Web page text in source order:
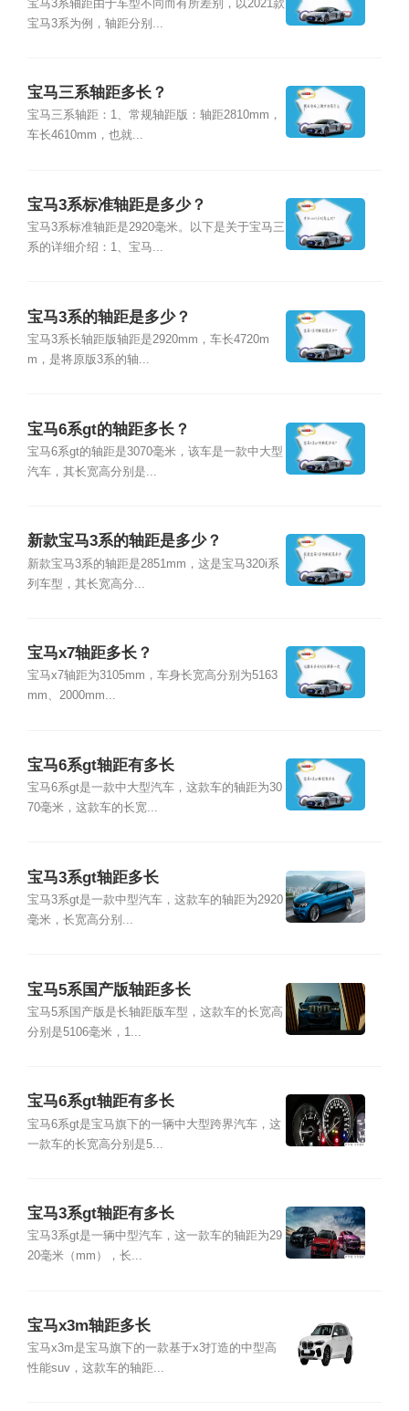
宝马3系轴距由于车型不同而有所差别，以2021款
宝马3系为例，轴距分别...
宝马三系轴距多长？
宝马三系轴距：1、常规轴距版：轴距2810mm，
车长4610mm，也就...
宝马3系标准轴距是多少？
宝马3系标准轴距是2920毫米。以下是关于宝马三
系的详细介绍：1、宝马...
宝马3系的轴距是多少？
宝马3系长轴距版轴距是2920mm，车长4720m
m，是将原版3系的轴...
宝马6系gt的轴距多长？
宝马6系gt的轴距是3070毫米，该车是一款中大型
汽车，其长宽高分别是...
新款宝马3系的轴距是多少？
新款宝马3系的轴距是2851mm，这是宝马320i系
列车型，其长宽高分...
宝马x7轴距多长？
宝马x7轴距为3105mm，车身长宽高分别为5163
mm、2000mm...
宝马6系gt轴距有多长
宝马6系gt是一款中大型汽车，这款车的轴距为30
70毫米，这款车的长宽...
宝马3系gt轴距多长
宝马3系gt是一款中型汽车，这款车的轴距为2920
毫米，长宽高分别...
宝马5系国产版轴距多长
宝马5系国产版是长轴距版车型，这款车的长宽高
分别是5106毫米，1...
宝马6系gt轴距有多长
宝马6系gt是宝马旗下的一辆中大型跨界汽车，这
一款车的长宽高分别是5...
宝马3系gt轴距有多长
宝马3系gt是一辆中型汽车，这一款车的轴距为29
20毫米（mm），长...
宝马x3m轴距多长
宝马x3m是宝马旗下的一款基于x3打造的中型高
性能suv，这款车的轴距...